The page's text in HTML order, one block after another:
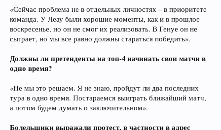
«Сейчас проблема не в отдельных личностях – в приоритете
команда. У Леау были хорошие моменты, как и в прошлое
воскресенье, но он не смог их реализовать. В Генуе он не
сыграет, но мы все равно должны стараться победить».
Должны ли претенденты на топ-4 начинать свои матчи в
одно время?
«Не мы это решаем. Я не знаю, пройдут ли два последних
тура в одно время. Постараемся выиграть ближайший матч,
а потом будем думать о заключительном».
Болельщики выражали протест, в частности в адрес